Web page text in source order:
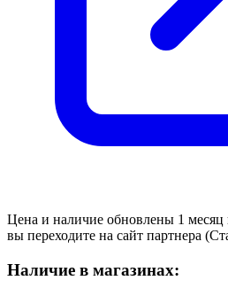
Цена и наличие обновлены 1 месяц
вы переходите на сайт партнера
Наличие в магазинах: